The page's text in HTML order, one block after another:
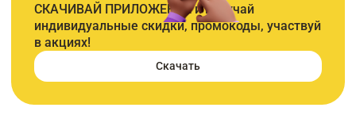
СКАЧИВАЙ ПРИЛОЖЕНИЕ и получай
индивидуальные скидки, промокоды, участвуй
в акциях!
Скачать